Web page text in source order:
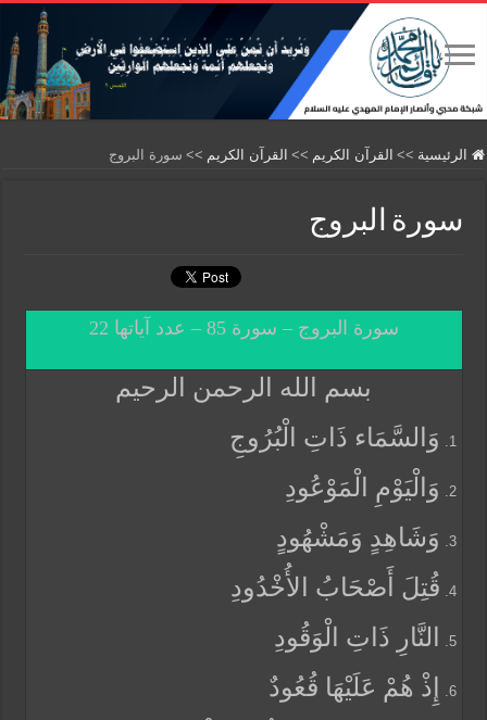
الرئيسية >> القرآن الكريم >> القرآن الكريم >> سورة البروج
سورة البروج
سورة البروج – سورة 85 – عدد آياتها 22
بسم الله الرحمن الرحيم
وَالسَّمَاء ذَاتِ الْبُرُوجِ
وَالْيَوْمِ الْمَوْعُودِ
وَشَاهِدٍ وَمَشْهُودٍ
قُتِلَ أَصْحَابُ الأُخْدُودِ
النَّارِ ذَاتِ الْوَقُودِ
إِذْ هُمْ عَلَيْهَا قُعُودٌ